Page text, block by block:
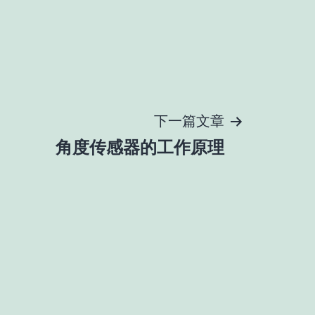
下一篇文章
角度传感器的工作原理